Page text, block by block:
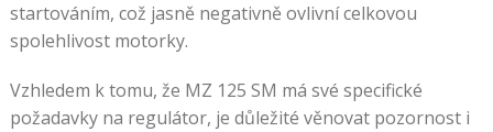
startováním, což jasně negativně ovlivní celkovou
spolehlivost motorky.
Vzhledem k tomu, že MZ 125 SM má své specifické
požadavky na regulátor, je důležité věnovat pozornost i